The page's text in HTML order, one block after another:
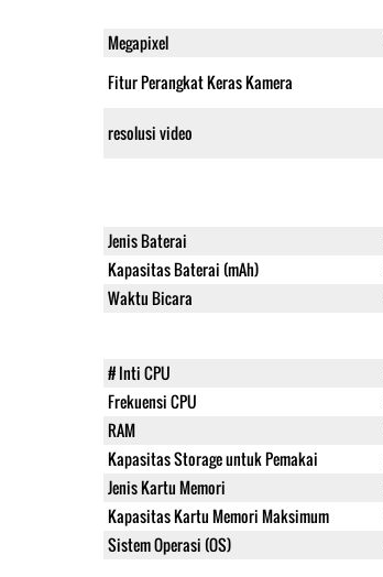
Megapixel
Fitur Perangkat Keras Kamera
resolusi video
Jenis Baterai
Kapasitas Baterai (mAh)
Waktu Bicara
# Inti CPU
Frekuensi CPU
RAM
Kapasitas Storage untuk Pemakai
Jenis Kartu Memori
Kapasitas Kartu Memori Maksimum
Sistem Operasi (OS)